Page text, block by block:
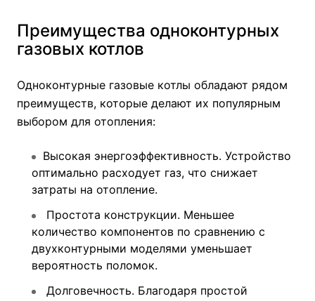
Преимущества одноконтурных
газовых котлов
Одноконтурные газовые котлы обладают рядом
преимуществ, которые делают их популярным
выбором для отопления:
Высокая энергоэффективность. Устройство
оптимально расходует газ, что снижает
затраты на отопление.
Простота конструкции. Меньшее
количество компонентов по сравнению с
двухконтурными моделями уменьшает
вероятность поломок.
Долговечность. Благодаря простой